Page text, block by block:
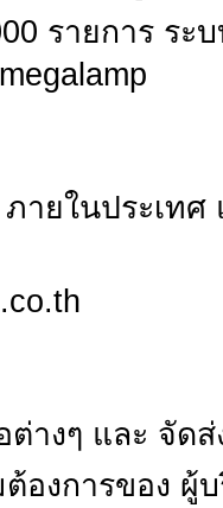
รายการ ระ
ายในประเท
างๆ และ จัด
องการของ